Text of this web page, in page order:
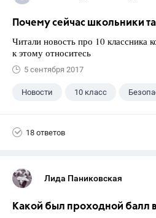
Почему сейчас школьники
Читали новость про 10 классника
к этому относитесь
5 сентября 2017
Новости 10 класс
18 ответов
Лида Паниковская
Какой был проходной балл